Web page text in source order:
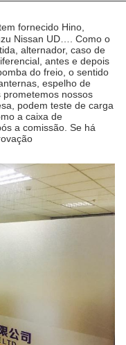
fornecido Hino,
Nissan UD…. Como o
alternador, caso de
antes e depois
do freio, o sentido
espelho de
prometemos nossos
podem teste de carga
a caixa de
a comissão. Se há
for?